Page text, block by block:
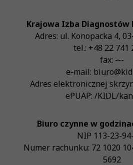
Krajowa Izba
Adres: ul. Konopacka 4,
tel.: +48 22 741
fax: ---
e-mail:
Adres elektronicznej
ePUAP: /KIDL/
Biuro czynne w
NIP 113-23-
Numer rachunku: 72 1020
5692